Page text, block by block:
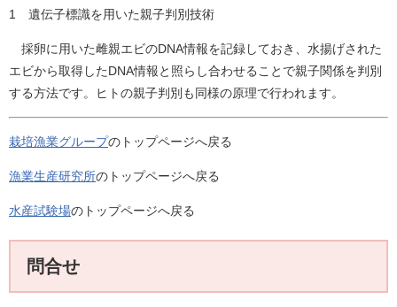
1 遺伝子標識を用いた親子判別技術
採卵に用いた雌親エビのDNA情報を記録しておき、水揚げされた
エビから取得したDNA情報と照らし合わせることで親子関係を判別
する方法です。ヒトの親子判別も同様の原理で行われます。
栽培漁業グループのトップページへ戻る
漁業生産研究所のトップページへ戻る
水産試験場のトップページへ戻る
問合せ